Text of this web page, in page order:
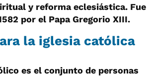
y reforma eclesiástica. Fue
por el Papa Gregorio XIII.
la iglesia católica
es el conjunto de personas